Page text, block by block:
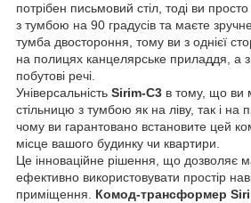
потрібен письмовий стіл, тоді ви
з тумбою на 90 градусів та маєте
тумба двостороння, тому ви з однієї
на полицях канцелярське приладдя, а з
побутові речі.
Універсальність Sirim-C3 в тому, що ви
стільницю з тумбою як на ліву, так і на
чому ви гарантовано встановите цей
місце вашого будинку чи квартири.
Це інноваційне рішення, що дозволяє
ефективно використовувати простір
приміщення. Комод-трансформер